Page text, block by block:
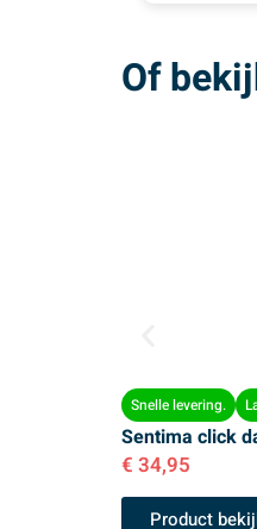
Of
Snelle levering.
Sentima click
€ 34,95
Product